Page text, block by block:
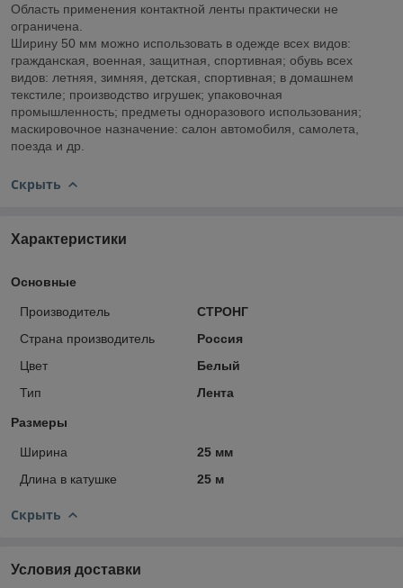
Область применения контактной ленты практически не
ограничена.
Ширину 50 мм можно использовать в одежде всех видов:
гражданская, военная, защитная, спортивная; обувь всех
видов: летняя, зимняя, детская, спортивная; в домашнем
текстиле; производство игрушек; упаковочная
промышленность; предметы одноразового использования;
маскировочное назначение: салон автомобиля, самолета,
поезда и др.
Скрыть
Характеристики
Основные
Производитель
СТРОНГ
Страна производитель
Россия
Цвет
Белый
Тип
Лента
Размеры
Ширина
25 мм
Длина в катушке
25 м
Скрыть
Условия доставки